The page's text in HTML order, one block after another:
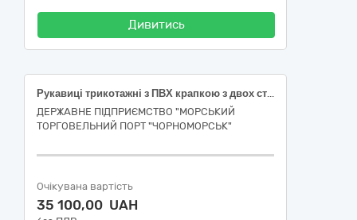
Дивитись
Рукавиці трикотажні з ПВХ крапкою з двох сторін
ДЕРЖАВНЕ ПІДПРИЄМСТВО "МОРСЬКИЙ
ТОРГОВЕЛЬНИЙ ПОРТ "ЧОРНОМОРСЬК"
Очікувана вартість
35 100,00 UAH